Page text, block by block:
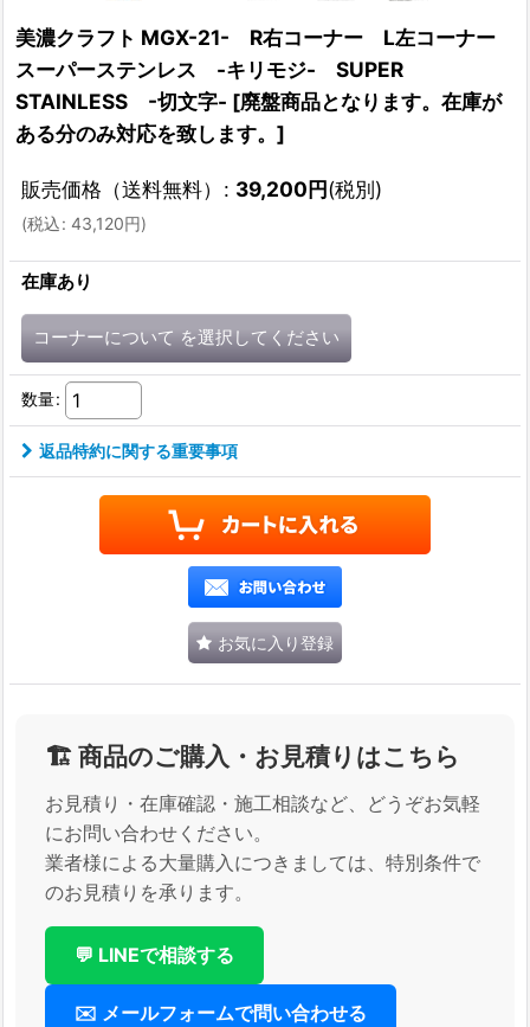
美濃クラフト MGX-21- R右コーナー L左コーナー
スーパーステンレス -キリモジ- SUPER
STAINLESS -切文字- [廃盤商品となります。在庫が
ある分のみ対応を致します。 ]
販売価格（送料無料） : 39,200円(税別)
(税込: 43,120円)
在庫あり
コーナーについて を選択してください
数量:
返品特約に関する重要事項
お気に入り登録
🏗️ 商品のご購入・お見積りはこちら
お見積り・在庫確認・施工相談など、どうぞお気軽
にお問い合わせください。
業者様による大量購入につきましては、特別条件で
のお見積りを承ります。
💬 LINEで相談する
✉️ メールフォームで問い合わせる